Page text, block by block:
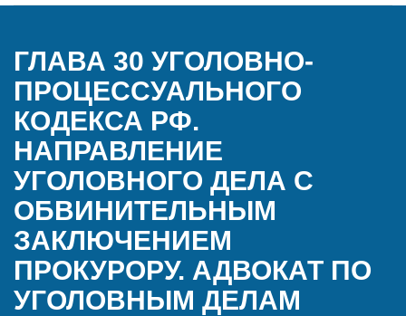
ГЛАВА 30 УГОЛОВНО-
ПРОЦЕССУАЛЬНОГО
КОДЕКСА РФ.
НАПРАВЛЕНИЕ
УГОЛОВНОГО ДЕЛА С
ОБВИНИТЕЛЬНЫМ
ЗАКЛЮЧЕНИЕМ
ПРОКУРОРУ. АДВОКАТ ПО
УГОЛОВНЫМ ДЕЛАМ